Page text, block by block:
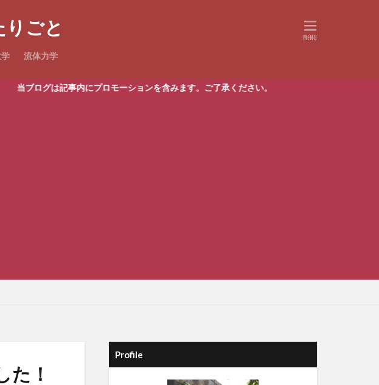
ごと
流体力学
にプロモーションを含みます。ご了承ください。
た！
Profile